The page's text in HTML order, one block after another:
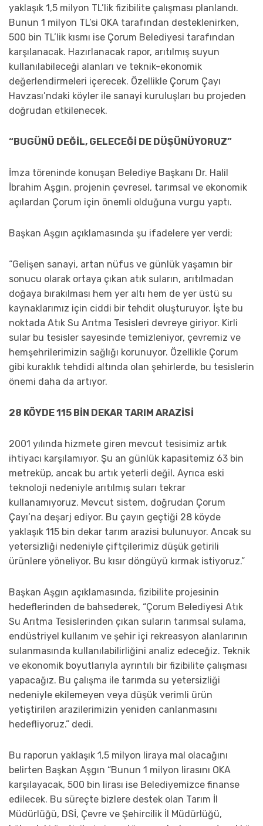
yaklaşık 1,5 milyon TL’lik fizibilite çalışması planlandı.
Bunun 1 milyon TL’si OKA tarafından desteklenirken,
500 bin TL’lik kısmı ise Çorum Belediyesi tarafından
karşılanacak. Hazırlanacak rapor, arıtılmış suyun
kullanılabileceği alanları ve teknik-ekonomik
değerlendirmeleri içerecek. Özellikle Çorum Çayı
Havzası’ndaki köyler ile sanayi kuruluşları bu projeden
doğrudan etkilenecek.
“BUGÜNÜ DEĞİL, GELECEĞİ DE DÜŞÜNÜYORUZ”
İmza töreninde konuşan Belediye Başkanı Dr. Halil
İbrahim Aşgın, projenin çevresel, tarımsal ve ekonomik
açılardan Çorum için önemli olduğuna vurgu yaptı.
Başkan Aşgın açıklamasında şu ifadelere yer verdi;
“Gelişen sanayi, artan nüfus ve günlük yaşamın bir
sonucu olarak ortaya çıkan atık suların, arıtılmadan
doğaya bırakılması hem yer altı hem de yer üstü su
kaynaklarımız için ciddi bir tehdit oluşturuyor. İşte bu
noktada Atık Su Arıtma Tesisleri devreye giriyor. Kirli
sular bu tesisler sayesinde temizleniyor, çevremiz ve
hemşehrilerimizin sağlığı korunuyor. Özellikle Çorum
gibi kuraklık tehdidi altında olan şehirlerde, bu tesislerin
önemi daha da artıyor.
28 KÖYDE 115 BİN DEKAR TARIM ARAZİSİ
2001 yılında hizmete giren mevcut tesisimiz artık
ihtiyacı karşılamıyor. Şu an günlük kapasitemiz 63 bin
metreküp, ancak bu artık yeterli değil. Ayrıca eski
teknoloji nedeniyle arıtılmış suları tekrar
kullanamıyoruz. Mevcut sistem, doğrudan Çorum
Çayı’na deşarj ediyor. Bu çayın geçtiği 28 köyde
yaklaşık 115 bin dekar tarım arazisi bulunuyor. Ancak su
yetersizliği nedeniyle çiftçilerimiz düşük getirili
ürünlere yöneliyor. Bu kısır döngüyü kırmak istiyoruz.”
Başkan Aşgın açıklamasında, fizibilite projesinin
hedeflerinden de bahsederek, “Çorum Belediyesi Atık
Su Arıtma Tesislerinden çıkan suların tarımsal sulama,
endüstriyel kullanım ve şehir içi rekreasyon alanlarının
sulanmasında kullanılabilirliğini analiz edeceğiz. Teknik
ve ekonomik boyutlarıyla ayrıntılı bir fizibilite çalışması
yapacağız. Bu çalışma ile tarımda su yetersizliği
nedeniyle ekilemeyen veya düşük verimli ürün
yetiştirilen arazilerimizin yeniden canlanmasını
hedefliyoruz.” dedi.
Bu raporun yaklaşık 1,5 milyon liraya mal olacağını
belirten Başkan Aşgın “Bunun 1 milyon lirasını OKA
karşılayacak, 500 bin lirası ise Belediyemizce finanse
edilecek. Bu süreçte bizlere destek olan Tarım İl
Müdürlüğü, DSİ, Çevre ve Şehircilik İl Müdürlüğü,